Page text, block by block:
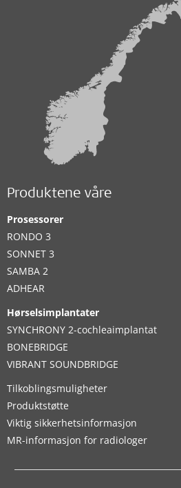
Produktene våre
Prosessorer
RONDO 3
SONNET 3
SAMBA 2
ADHEAR
Hørselsimplantater
SYNCHRONY 2-cochleaimplantat
BONEBRIDGE
VIBRANT SOUNDBRIDGE
Tilkoblingsmuligheter
Produktstøtte
Viktig sikkerhetsinformasjon
MR-informasjon for radiologer